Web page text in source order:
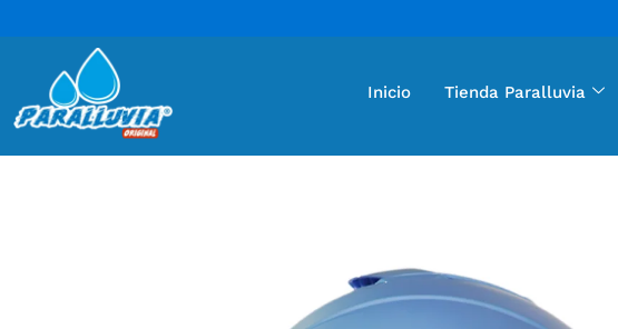
Inicio Tienda Paralluvia